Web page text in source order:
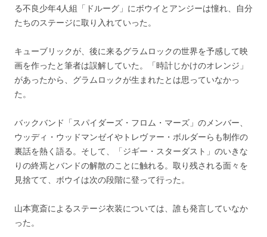
る不良少年4人組「ドルーグ」にボウイとアンジーは憧れ、自分
たちのステージに取り入れていった。
キューブリックが、後に来るグラムロックの世界を予感して映
画を作ったと筆者は誤解していた。「時計じかけのオレンジ」
があったから、グラムロックが生まれたとは思っていなかっ
た。
バックバンド「スパイダーズ・フロム・マーズ」のメンバー、
ウッディ・ウッドマンゼイやトレヴァー・ボルダーらも制作の
裏話を熱く語る。そして、「ジギー・スターダスト」のいきな
りの終焉とバンドの解散のことに触れる。取り残される面々を
見捨てて、ボウイは次の段階に登って行った。
山本寛斎によるステージ衣装については、誰も発言していなか
った。